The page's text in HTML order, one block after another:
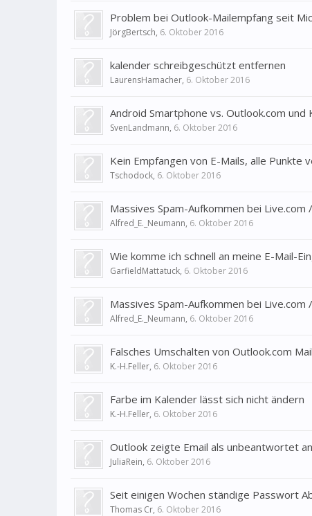
Problem bei Outlook-Mailempfang seit
JörgBertsch, 6. Oktober 2016
kalender schreibgeschützt entfernen
LaurensHamacher, 6. Oktober 2016
Android Smartphone vs. Outlook.com und
SvenLandmann, 6. Oktober 2016
Kein Empfangen von E-Mails, alle Punkte
Tschodock, 6. Oktober 2016
Massives Spam-Aufkommen bei
Alfred_E._Neumann, 6. Oktober 2016
Wie komme ich schnell an meine E-Mail-
GarfieldMattatuck, 6. Oktober 2016
Massives Spam-Aufkommen bei
Alfred_E._Neumann, 6. Oktober 2016
Falsches Umschalten von Outlook.com
K.-H.Feller, 6. Oktober 2016
Farbe im Kalender lässt sich nicht ändern
K.-H.Feller, 6. Oktober 2016
Outlook zeigte Email als unbeantwortet
JuliaRein, 6. Oktober 2016
Seit einigen Wochen ständige Passwort
Thomas Cr, 6. Oktober 2016